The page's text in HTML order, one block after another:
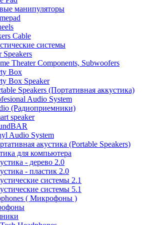
манипуляторы
Cable
системы
Speakers
Theater Components, Subwoofers
Box
Box Speaker
Speakers (Портативная аккустика)
Audio System
(Радиоприемники)
speaker
Audio System
акустика (Portable Speakers)
для компьютера
- дерево 2.0
- пластик 2.0
системы 2.1
системы 5.1
( Микрофоны )